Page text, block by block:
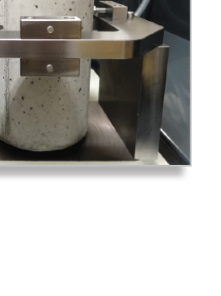
太陽能製程
上游長晶切片
太陽能晶片量測
金屬加工製程
高精密軸承研磨
金屬研磨及量測